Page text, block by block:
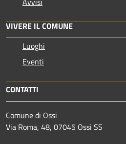
VIVERE IL COMUNE
Luoghi
Eventi
CONTATTI
Comune di Ossi
Via Roma, 48, 07045 Ossi SS